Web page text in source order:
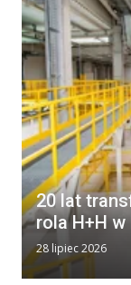
20 lat
rola H+H
28 lipiec 2026